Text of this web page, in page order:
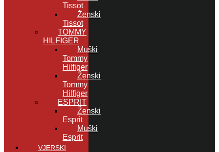
Tissot
Ženski
Tissot
TOMMY
HILFIGER
Muški
Tommy
Hilfiger
Ženski
Tommy
Hilfiger
ESPRIT
Ženski
Esprit
Muški
Esprit
VJERSKI